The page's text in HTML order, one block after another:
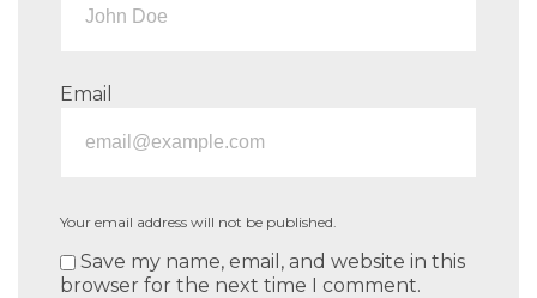
Email
Your email address will not be published.
Save my name, email, and website in this
browser for the next time I comment.